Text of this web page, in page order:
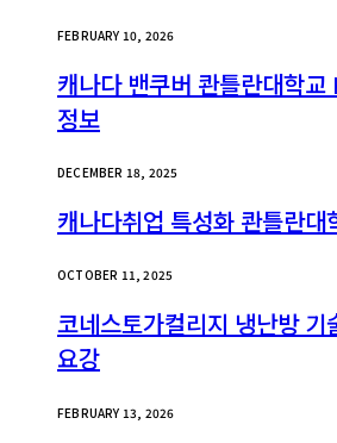
FEBRUARY 10, 2026
캐나다 밴쿠버 콴틀란대학
정보
DECEMBER 18, 2025
캐나다취업 특성화 콴틀란
OCTOBER 11, 2025
코네스토가컬리지 냉난방
요강
FEBRUARY 13, 2026